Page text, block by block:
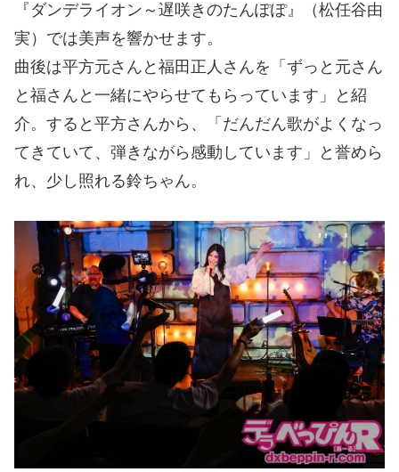
『ダンデライオン～遅咲きのたんぽぽ』（松任谷由
実）では美声を響かせます。
曲後は平方元さんと福田正人さんを「ずっと元さん
と福さんと一緒にやらせてもらっています」と紹
介。すると平方さんから、「だんだん歌がよくなっ
てきていて、弾きながら感動しています」と誉めら
れ、少し照れる鈴ちゃん。